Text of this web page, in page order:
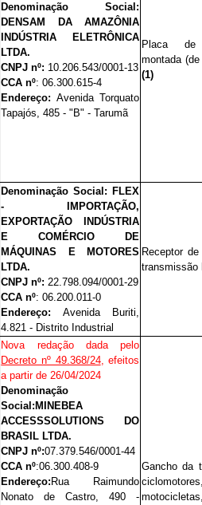
Denominação Social:
DENSAM DA AMAZÔNIA
INDÚSTRIA ELETRÔNICA
LTDA.
CNPJ nº: 10.206.543/0001-13
CCA nº:06.300.615-4
Endereço:Avenida Torquato
Tapajós, 485 - "B" - Tarumã
Placa de
montada
(1)
Denominação Social: FLEX
- IMPORTAÇÃO,
EXPORTAÇÃO INDÚSTRIA
E COMÉRCIO DE
MÁQUINAS E MOTORES
LTDA.
CNPJ nº:22.798.094/0001-29
CCA nº:06.200.011-0
Endereço:Avenida Buriti,
4.821 - Distrito Industrial
Receptor
Nova redação dada pelo
Decreto nº 49.368/24, efeitos
a partir de 26/04/2024
Denominação
Social: MINEBEA
ACCESSSOLUTIONS DO
BRASIL LTDA.
CNPJ nº:07.379.546/0001-44
CCA nº:06.300.408-9
Endereço: Rua Raimundo
Nonato de Castro, 490 -
Gancho da